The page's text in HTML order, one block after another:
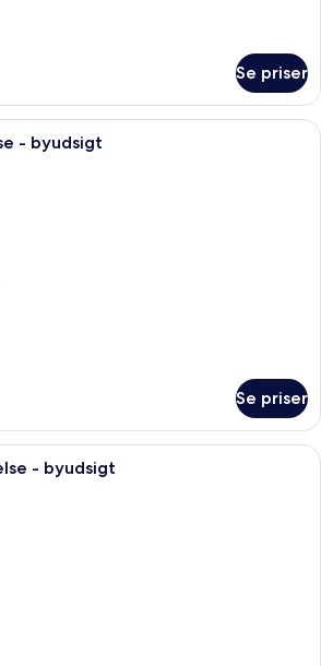
Se priser
Et hotelværelse med to senge, et
- byudsigt
Se priser
Et hotelværelse med en stor seng,
- byudsigt